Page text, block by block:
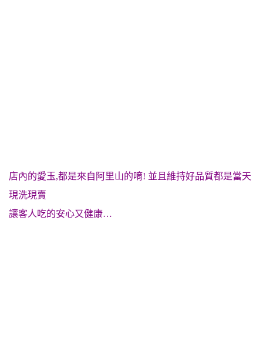
店內的愛玉,都是來自阿里山的唷! 並且維持好品質都是當天
現洗現賣
讓客人吃的安心又健康…